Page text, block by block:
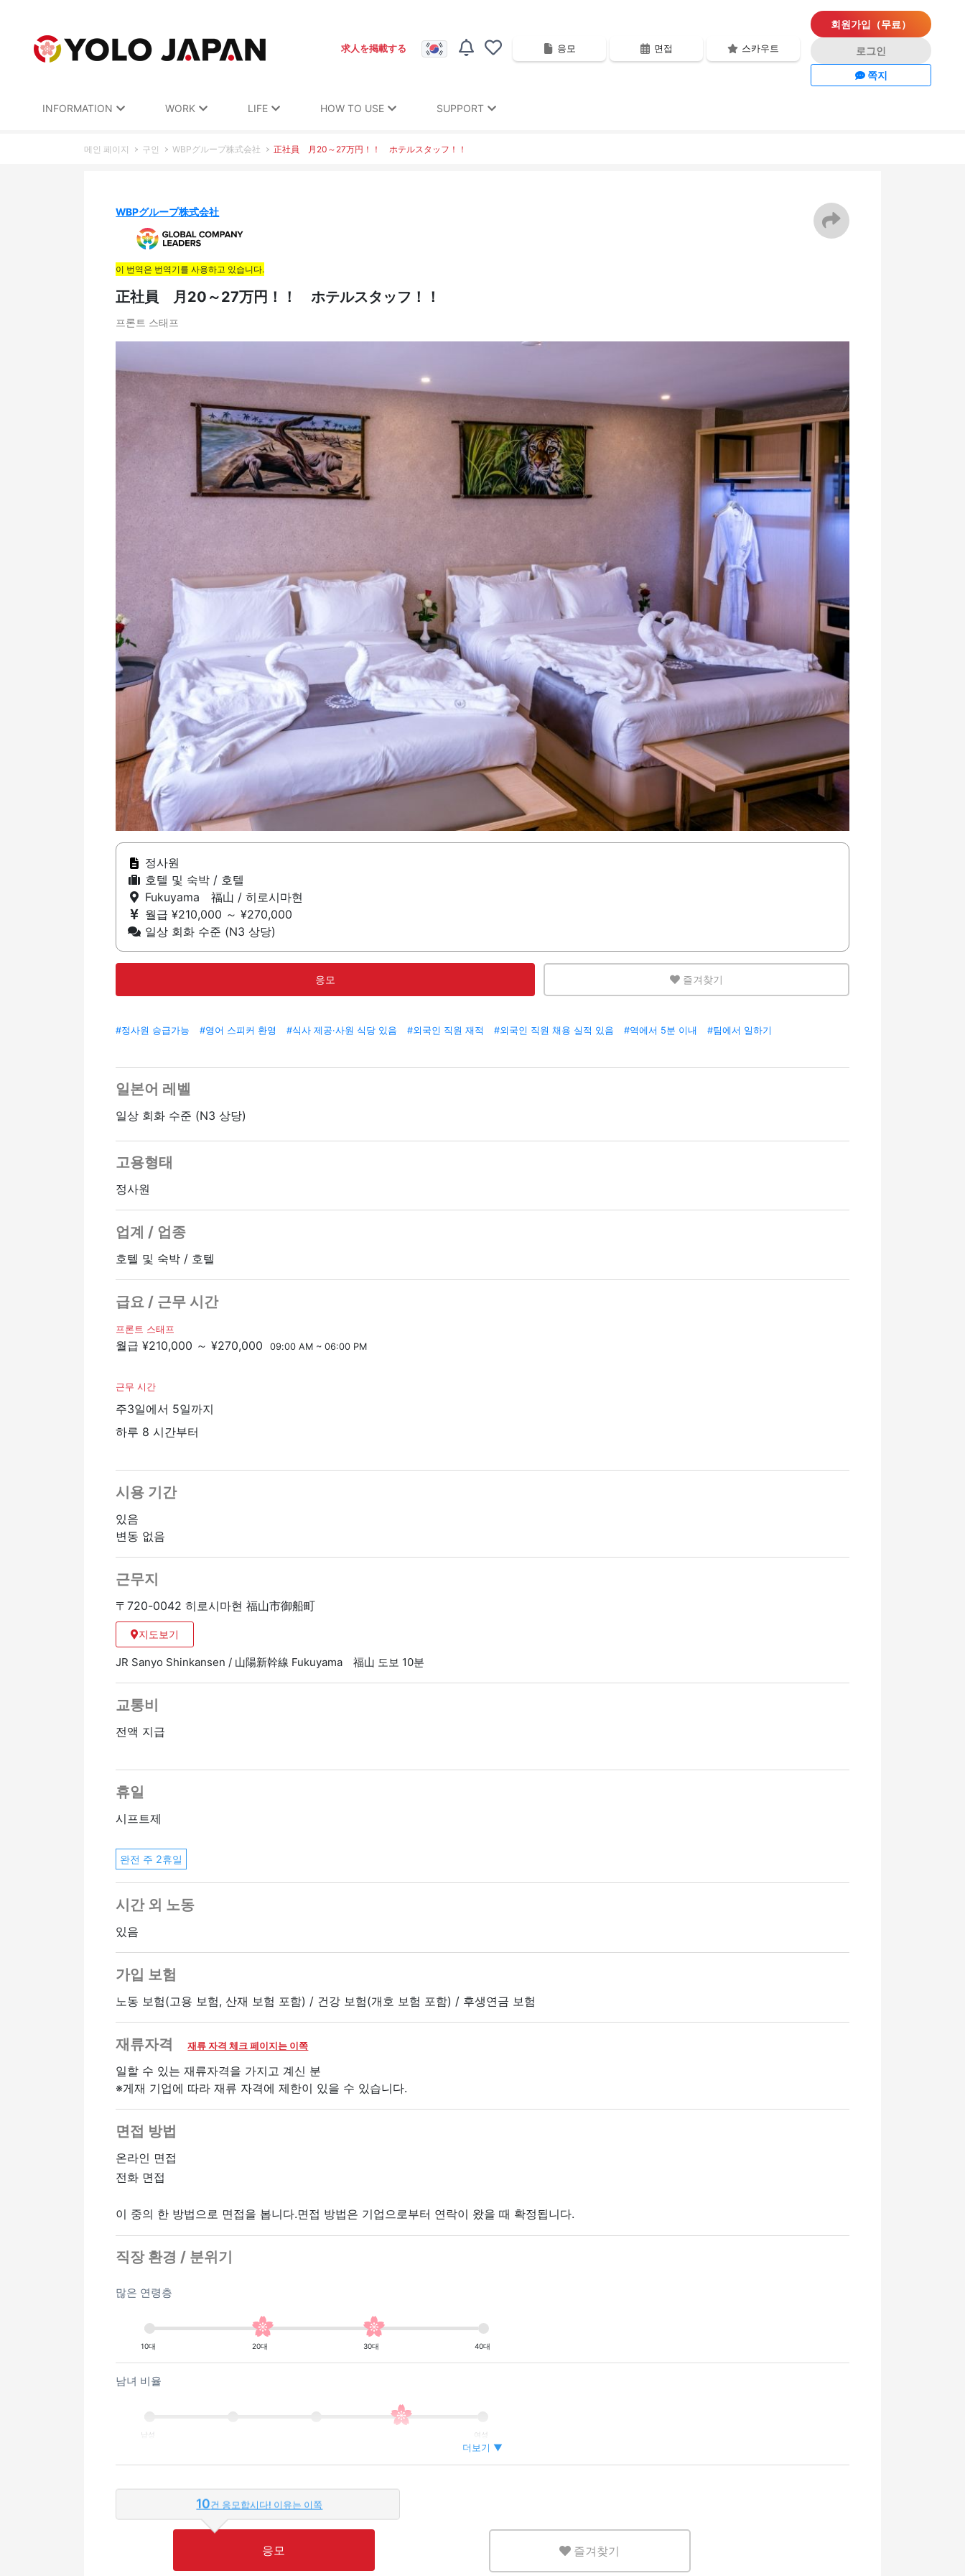
求人を掲載する 응모 면접 스카우트
회원가입（무료）
로그인
쪽지
INFORMATION WORK LIFE HOW TO USE SUPPORT
메인 페이지 구인 WBPグループ株式会社 正社員 月20～27万円！！ ホテルスタッフ！！
WBPグループ株式会社
이 번역은 번역기를 사용하고 있습니다.
正社員 月20～27万円！！ ホテルスタッフ！！
프론트 스태프
정사원
호텔 및 숙박 / 호텔
Fukuyama 福山 / 히로시마현
월급 ¥210,000 ～ ¥270,000
일상 회화 수준 (N3 상당)
응모 즐겨찾기
#정사원 승급가능 #영어 스피커 환영 #식사 제공·사원 식당 있음 #외국인 직원 재적 #외국인 직원 채용 실적 있음 #역에서 5분 이내 #팀에서 일하기
일본어 레벨
일상 회화 수준 (N3 상당)
고용형태
정사원
업계 / 업종
호텔 및 숙박 / 호텔
급요 / 근무 시간
프론트 스태프
월급 ¥210,000 ～ ¥270,000 09:00 AM ~ 06:00 PM
근무 시간
주3일에서 5일까지
하루 8 시간부터
시용 기간
있음
변동 없음
근무지
〒720-0042 히로시마현 福山市御船町
지도보기
JR Sanyo Shinkansen / 山陽新幹線 Fukuyama 福山 도보 10분
교통비
전액 지급
휴일
시프트제
완전 주 2휴일
시간 외 노동
있음
가입 보험
노동 보험(고용 보험, 산재 보험 포함) / 건강 보험(개호 보험 포함) / 후생연금 보험
재류자격 재류 자격 체크 페이지는 이쪽
일할 수 있는 재류자격을 가지고 계신 분
※게재 기업에 따라 재류 자격에 제한이 있을 수 있습니다.
면접 방법
온라인 면접
전화 면접
이 중의 한 방법으로 면접을 봅니다.면접 방법은 기업으로부터 연락이 왔을 때 확정됩니다.
직장 환경 / 분위기
많은 연령층
10대 20대 30대 40대
남녀 비율
남성 여성
외국인이 근무하는 비율
영어 또는 모국어를 살릴 수 있는 환경
더보기 ▼
10건 응모합시다! 이유는 이쪽
응모 즐겨찾기